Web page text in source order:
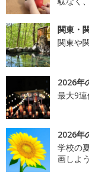
関東・
関東や
2026年
最大9
2026年
学校の
画しよう